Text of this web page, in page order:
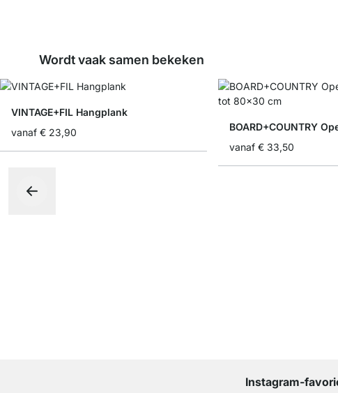
Wordt vaak samen bekeken
VINTAGE+FIL Hangplank
vanaf € 23,90
BOARD+COUNTRY
vanaf € 33,50
Instagram-